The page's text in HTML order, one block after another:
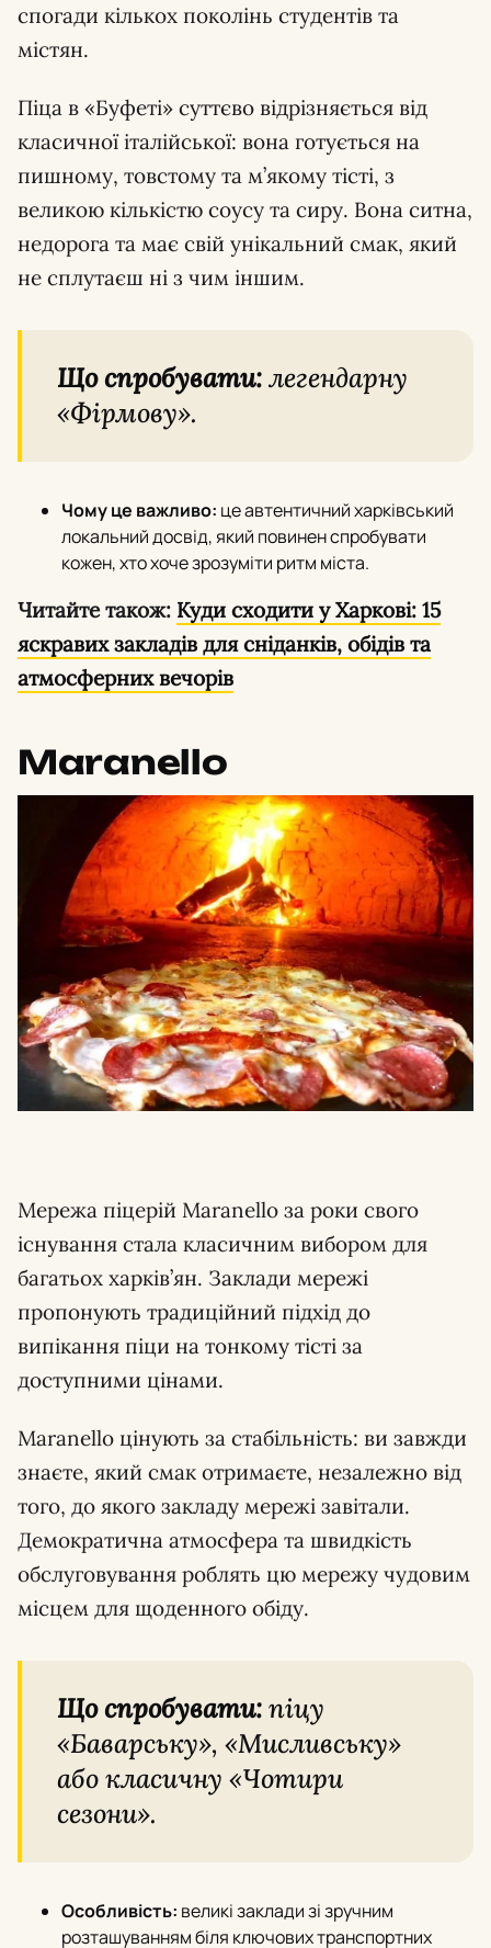
спогади кількох поколінь студентів та
містян.
Піца в «Буфеті» суттєво відрізняється від
класичної італійської: вона готується на
пишному, товстому та м’якому тісті, з
великою кількістю соусу та сиру. Вона ситна,
недорога та має свій унікальний смак, який
не сплутаєш ні з чим іншим.
Що спробувати:легендарну
«Фірмову».
Чому це важливо: це автентичний харківський
локальний досвід, який повинен спробувати
кожен, хто хоче зрозуміти ритм міста.
Читайте також: Куди сходити у Харкові: 15
яскравих закладів для сніданків, обідів та
атмосферних вечорів
Maranello
Мережа піцерій Maranello за роки свого
існування стала класичним вибором для
багатьох харків’ян. Заклади мережі
пропонують традиційний підхід до
випікання піци на тонкому тісті за
доступними цінами.
Maranello цінують за стабільність: ви завжди
знаєте, який смак отримаєте, незалежно від
того, до якого закладу мережі завітали.
Демократична атмосфера та швидкість
обслуговування роблять цю мережу чудовим
місцем для щоденного обіду.
Що спробувати:піцу
«Баварську», «Мисливську»
або класичну «Чотири
сезони».
Особливість: великі заклади зі зручним
розташуванням біля ключових транспортних